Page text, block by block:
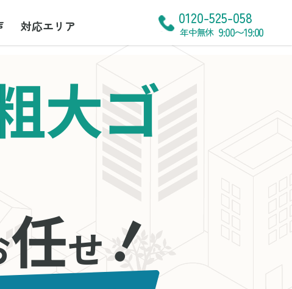
対応エリア 0120-525-058
年中無休 9:00〜19:00
大ゴ
任せ！